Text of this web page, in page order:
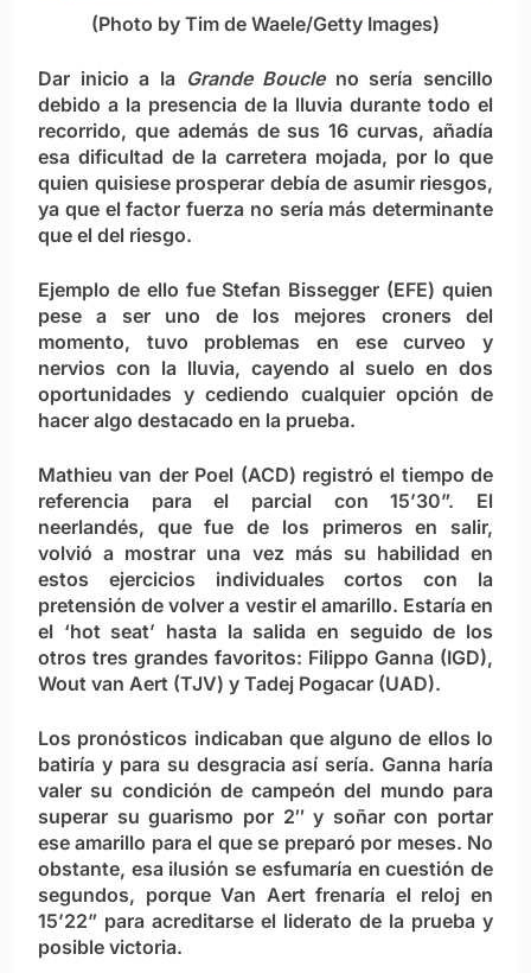
(Photo by Tim de Waele/Getty Images)
Dar inicio a la Grande Boucleno sería sencillo
debido a la presencia de la lluvia durante todo el
recorrido, que además de sus 16 curvas, añadía
esa dificultad de la carretera mojada, por lo que
quien quisiese prosperar debía de asumir riesgos,
ya que el factor fuerza no sería más determinante
que el del riesgo.
Ejemplo de ello fue Stefan Bissegger (EFE) quien
pese a ser uno de los mejores croners del
momento, tuvo problemas en ese curveo y
nervios con la lluvia, cayendo al suelo en dos
oportunidades y cediendo cualquier opción de
hacer algo destacado en la prueba.
Mathieu van der Poel (ACD) registró el tiempo de
referencia para el parcial con 15’30”. El
neerlandés, que fue de los primeros en salir,
volvió a mostrar una vez más su habilidad en
estos ejercicios individuales cortos con la
pretensión de volver a vestir el amarillo. Estaría en
el ‘hot seat’ hasta la salida en seguido de los
otros tres grandes favoritos: Filippo Ganna (IGD),
Wout van Aert (TJV) y Tadej Pogacar (UAD).
Los pronósticos indicaban que alguno de ellos lo
batiría y para su desgracia así sería. Ganna haría
valer su condición de campeón del mundo para
superar su guarismo por 2″ y soñar con portar
ese amarillo para el que se preparó por meses. No
obstante, esa ilusión se esfumaría en cuestión de
segundos, porque Van Aert frenaría el reloj en
15’22” para acreditarse el liderato de la prueba y
posible victoria.